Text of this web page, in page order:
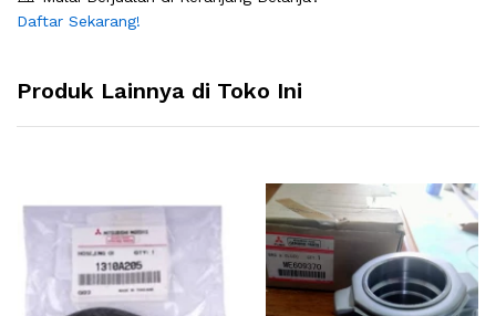
Daftar Sekarang!
Produk Lainnya di Toko Ini